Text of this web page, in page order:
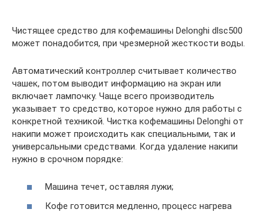
Чистящее средство для кофемашины Delonghi dlsc500
может понадобится, при чрезмерной жесткости воды.
Автоматический контроллер считывает количество
чашек, потом выводит информацию на экран или
включает лампочку. Чаще всего производитель
указывает то средство, которое нужно для работы с
конкретной техникой. Чистка кофемашины Delonghi от
накипи может происходить как специальными, так и
универсальными средствами. Когда удаление накипи
нужно в срочном порядке:
Машина течет, оставляя лужи;
Кофе готовится медленно, процесс нагрева